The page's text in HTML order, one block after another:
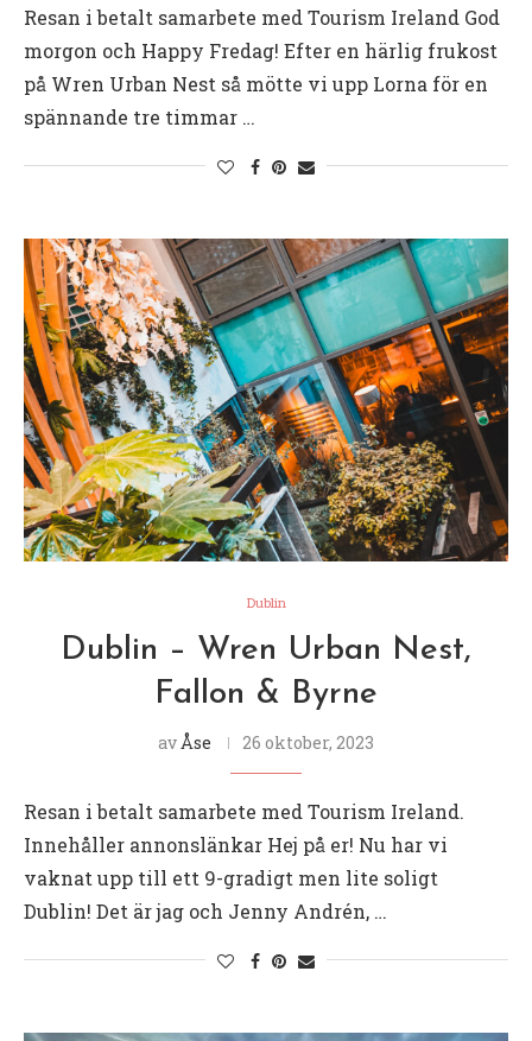
Resan i betalt samarbete med Tourism Ireland God
morgon och Happy Fredag! Efter en härlig frukost
på Wren Urban Nest så mötte vi upp Lorna för en
spännande tre timmar …
Dublin
Dublin – Wren Urban Nest,
Fallon & Byrne
av Åse 26 oktober, 2023
Resan i betalt samarbete med Tourism Ireland.
Innehåller annonslänkar Hej på er! Nu har vi
vaknat upp till ett 9-gradigt men lite soligt
Dublin! Det är jag och Jenny Andrén, …